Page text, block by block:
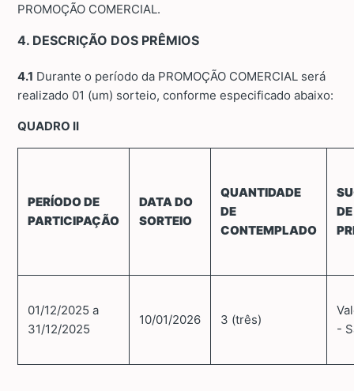
PROMOÇÃO COMERCIAL.
4. DESCRIÇÃO DOS PRÊMIOS
4.1 Durante o período da PROMOÇÃO COMERCIAL será
realizado 01 (um) sorteio, conforme especificado abaixo:
QUADRO II
PERÍODO DE
PARTICIPAÇÃO
DATA DO
SORTEIO
QUANTIDADE
DE
CONTEMPLADO
01/12/2025 a
31/12/2025
10/01/2026 3 (três)
-